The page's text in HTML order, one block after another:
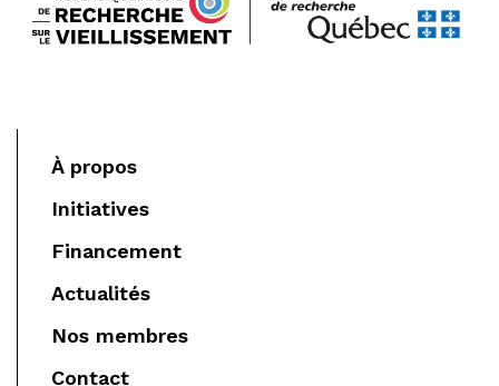
À propos
Initiatives
Financement
Actualités
Nos membres
Contact